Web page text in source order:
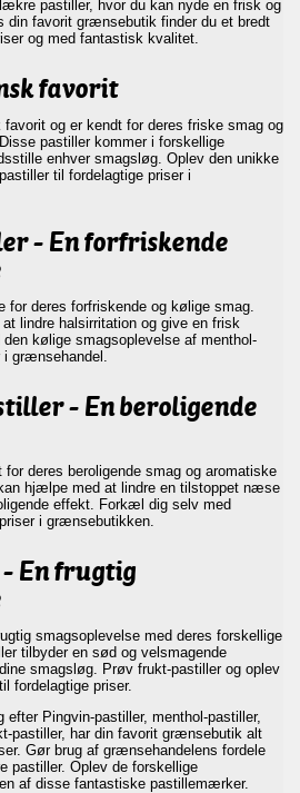
pastiller, hvor du kan nyde en frisk og
din favorit grænsebutik finder du et bredt
og med fantastisk kvalitet.
favorit
favorit og er kendt for deres friske smag og
pastiller kommer i forskellige
enhver smagsløg. Oplev den unikke
til fordelagtige priser i
- En forfriskende
for deres forfriskende og kølige smag.
lindre halsirritation og give en frisk
kølige smagsoplevelse af menthol-
i grænsehandel.
- En beroligende
deres beroligende smag og aromatiske
hjælpe med at lindre en tilstoppet næse
effekt. Forkæl dig selv med
i grænsebutikken.
En frugtig
smagsoplevelse med deres forskellige
tilbyder en sød og velsmagende
smagsløg. Prøv frukt-pastiller og oplev
fordelagtige priser.
efter Pingvin-pastiller, menthol-pastiller,
pastiller, har din favorit grænsebutik alt
Gør brug af grænsehandelens fordele
Oplev de forskellige
af disse fantastiske pastillemærker.